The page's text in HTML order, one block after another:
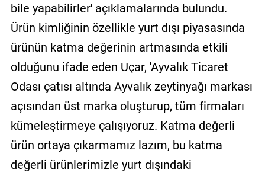
bile yapabilirler' açıklamalarında bulundu.
Ürün kimliğinin özellikle yurt dışı piyasasında
ürünün katma değerinin artmasında etkili
olduğunu ifade eden Uçar, 'Ayvalık Ticaret
Odası çatısı altında Ayvalık zeytinyağı markası
açısından üst marka oluşturup, tüm firmaları
kümeleştirmeye çalışıyoruz. Katma değerli
ürün ortaya çıkarmamız lazım, bu katma
değerli ürünlerimizle yurt dışındaki